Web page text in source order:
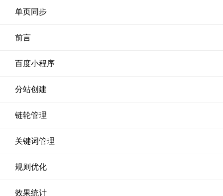
单页同步
前言
百度小程序
分站创建
链轮管理
关键词管理
规则优化
效果统计